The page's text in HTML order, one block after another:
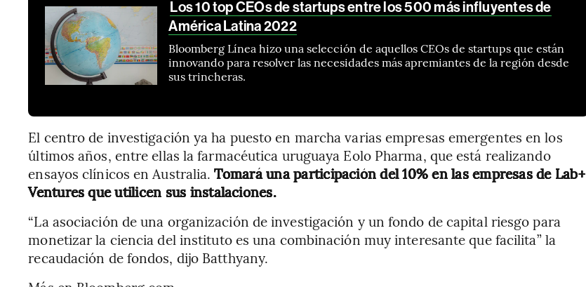
Los 10 top CEOs de startups entre los 500 más influyentes de
América Latina 2022
Bloomberg Línea hizo una selección de aquellos CEOs de startups que están
innovando para resolver las necesidades más apremiantes de la región desde
sus trincheras.
El centro de investigación ya ha puesto en marcha varias empresas emergentes en los
últimos años, entre ellas la farmacéutica uruguaya Eolo Pharma, que está realizando
ensayos clínicos en Australia.Tomará una participación del 10% en las empresas de Lab+
Ventures que utilicen sus instalaciones.
“La asociación de una organización de investigación y un fondo de capital riesgo para
monetizar la ciencia del instituto es una combinación muy interesante que facilita” la
recaudación de fondos, dijo Batthyany.